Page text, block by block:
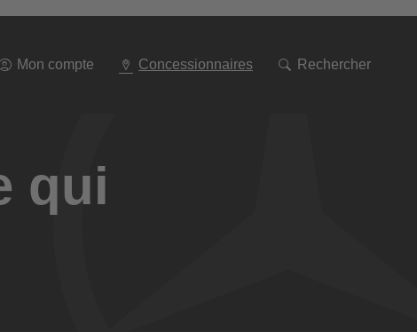
Mon compte
Concessionnaires Rechercher
à
qui